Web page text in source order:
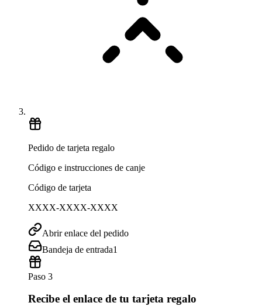
Pedido de tarjeta regalo
Código e instrucciones de canje
Código de tarjeta
XXXX-XXXX-XXXX
Abrir enlace del pedido
Bandeja de entrada1
Paso 3
Recibe el enlace de tu tarjeta regalo